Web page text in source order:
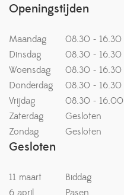
Openingstijden
Maandag
08.30 - 16.30
Dinsdag
08.30 - 16.30
Woensdag
08.30 - 16.30
Donderdag
08.30 - 16.30
Vrijdag
08.30 - 16.00
Zaterdag
Gesloten
Zondag
Gesloten
Gesloten
11 maart
Biddag
6 april
Pasen